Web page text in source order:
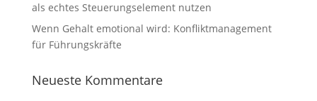
als echtes Steuerungselement nutzen
Wenn Gehalt emotional wird: Konfliktmanagement
für Führungskräfte
Neueste Kommentare